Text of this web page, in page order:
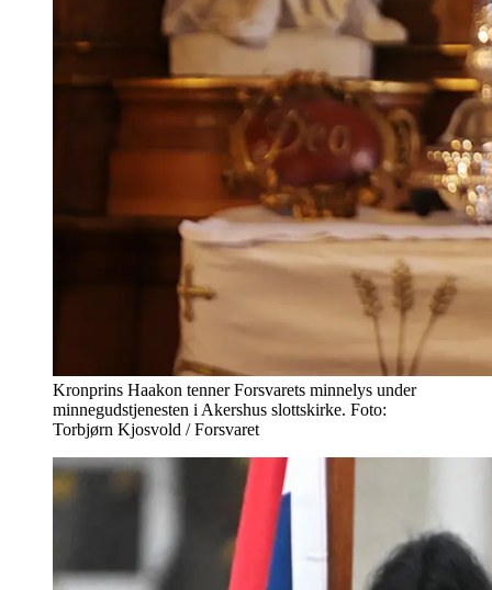
Kronprins Haakon tenner Forsvarets minnelys under
minnegudstjenesten i Akershus slottskirke. Foto:
Torbjørn Kjosvold / Forsvaret